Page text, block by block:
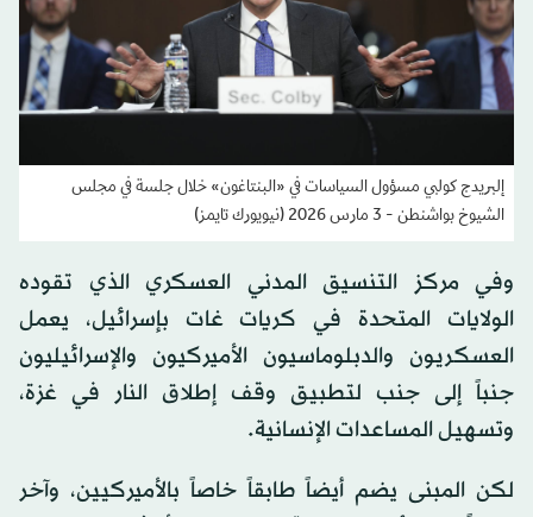
إلبريدج كولبي مسؤول السياسات في «البنتاغون» خلال جلسة في مجلس
الشيوخ بواشنطن - 3 مارس 2026 (نيويورك تايمز)
وفي مركز التنسيق المدني العسكري الذي تقوده
الولايات المتحدة في كريات غات بإسرائيل، يعمل
العسكريون والدبلوماسيون الأميركيون والإسرائيليون
جنباً إلى جنب لتطبيق وقف إطلاق النار في غزة،
وتسهيل المساعدات الإنسانية.
لكن المبنى يضم أيضاً طابقاً خاصاً بالأميركيين، وآخر